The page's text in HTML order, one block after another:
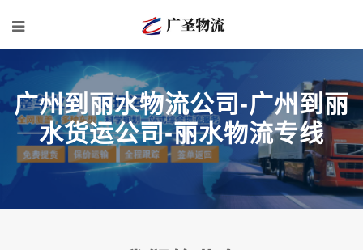
广州到丽水物流公司-广州到丽
水货运公司-丽水物流专线